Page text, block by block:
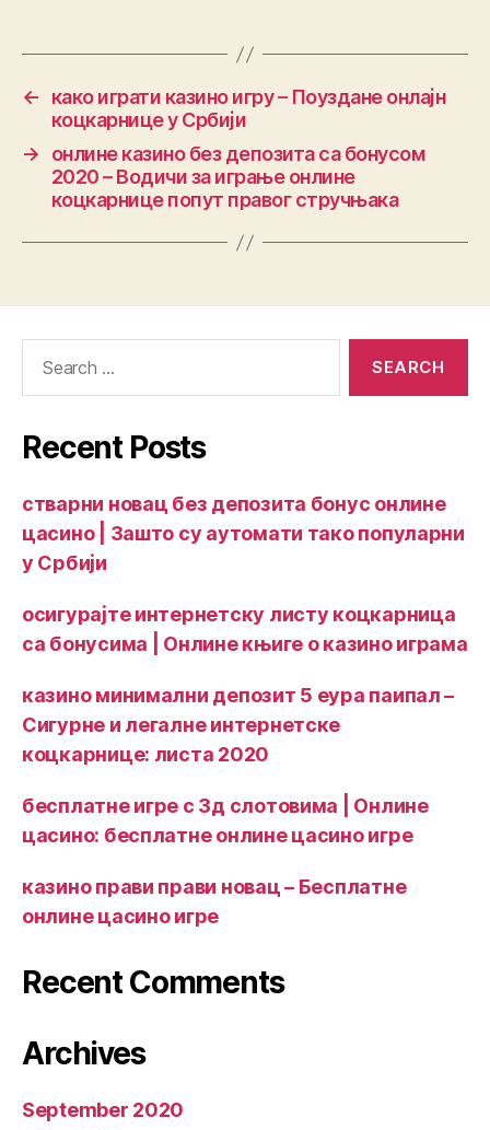
←
како играти казино игру – Поуздане онлајн
коцкарнице у Србији
→
онлине казино без депозита са бонусом
2020 – Водичи за играње онлине
коцкарнице попут правог стручњака
Recent Posts
стварни новац без депозита бонус онлине
цасино | Зашто су аутомати тако популарни
у Србији
осигурајте интернетску листу коцкарница
са бонусима | Онлине књиге о казино играма
казино минимални депозит 5 еура паипал –
Сигурне и легалне интернетске
коцкарнице: листа 2020
бесплатне игре с 3д слотовима | Онлине
цасино: бесплатне онлине цасино игре
казино прави прави новац – Бесплатне
онлине цасино игре
Recent Comments
Archives
September 2020